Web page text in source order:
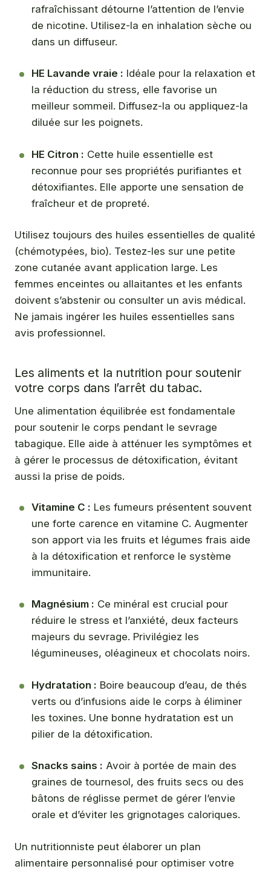
rafraîchissant détourne l’attention de l’envie
de nicotine. Utilisez-la en inhalation sèche ou
dans un diffuseur.
HE Lavande vraie : Idéale pour la relaxation et
la réduction du stress, elle favorise un
meilleur sommeil. Diffusez-la ou appliquez-la
diluée sur les poignets.
HE Citron : Cette huile essentielle est
reconnue pour ses propriétés purifiantes et
détoxifiantes. Elle apporte une sensation de
fraîcheur et de propreté.
Utilisez toujours des huiles essentielles de qualité
(chémotypées, bio). Testez-les sur une petite
zone cutanée avant application large. Les
femmes enceintes ou allaitantes et les enfants
doivent s’abstenir ou consulter un avis médical.
Ne jamais ingérer les huiles essentielles sans
avis professionnel.
Les aliments et la nutrition pour soutenir
votre corps dans l’arrêt du tabac.
Une alimentation équilibrée est fondamentale
pour soutenir le corps pendant le sevrage
tabagique. Elle aide à atténuer les symptômes et
à gérer le processus de détoxification, évitant
aussi la prise de poids.
Vitamine C : Les fumeurs présentent souvent
une forte carence en vitamine C. Augmenter
son apport via les fruits et légumes frais aide
à la détoxification et renforce le système
immunitaire.
Magnésium : Ce minéral est crucial pour
réduire le stress et l’anxiété, deux facteurs
majeurs du sevrage. Privilégiez les
légumineuses, oléagineux et chocolats noirs.
Hydratation : Boire beaucoup d’eau, de thés
verts ou d’infusions aide le corps à éliminer
les toxines. Une bonne hydratation est un
pilier de la détoxification.
Snacks sains : Avoir à portée de main des
graines de tournesol, des fruits secs ou des
bâtons de réglisse permet de gérer l’envie
orale et d’éviter les grignotages caloriques.
Un nutritionniste peut élaborer un plan
alimentaire personnalisé pour optimiser votre